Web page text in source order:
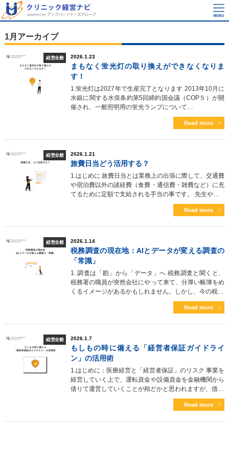
1月アーカイブ
経営全般 2026.1.23
まもなく蛍光灯の取り換えができなくなりま
す！
1.蛍光灯は2027年で生産完了となります 2013年10月に
水銀に関する水俣条約第5回締約国会議（COP５）が開
催され、一般照明用の蛍光ランプについて…
Read more
経営全般 2026.1.21
旅費日当どう活用する？
1.はじめに 旅費日当とは業務上の出張に際して、交通費
や宿泊費以外の諸経費（食費・通信費・雑費など）に充
てるために定額で支給される手当の事です。 先生や…
Read more
経営全般 2026.1.14
税務調査の現在地：AIとデータが変える調査の
「常識」
1. 調査は「勘」から「データ」へ 税務調査と聞くと、
税務署の職員が突然会社にやって来て、分厚い帳簿をめ
くるイメージがあるかもしれません。しかし、今の税…
Read more
経営全般 2026.1.7
もしもの時に備える「経営者保証ガイドライ
ン」の活用術
1.はじめに：医療経営と「経営者保証」のリスク 事業を
経営していく上で、運転資金や設備資金を金融機関から
借りて運営していくことが殆どかと思われますが、借…
Read more